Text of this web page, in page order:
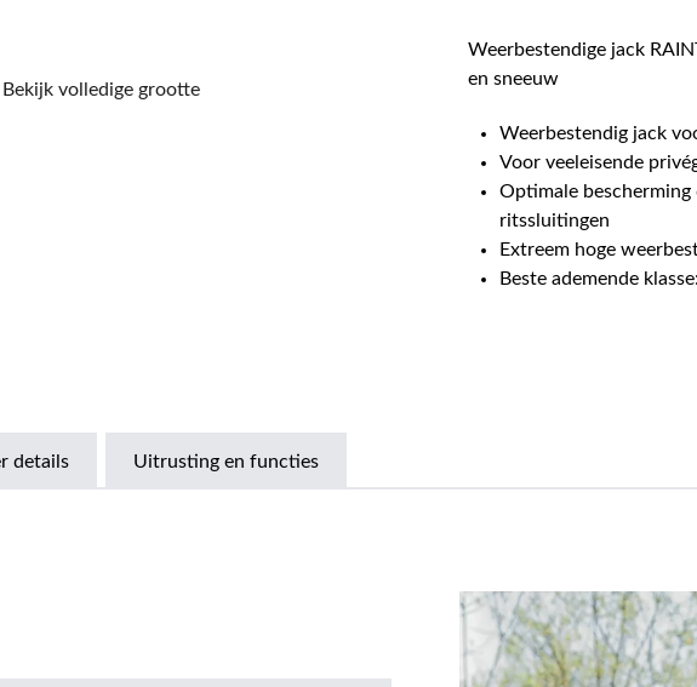
Bekijk volledige grootte
Weerbestendige jack
en sneeuw
Weerbestendig jack
Voor veeleisende
Optimale
ritssluitingen
Extreem hoge
Beste ademende
details Uitrusting en functies